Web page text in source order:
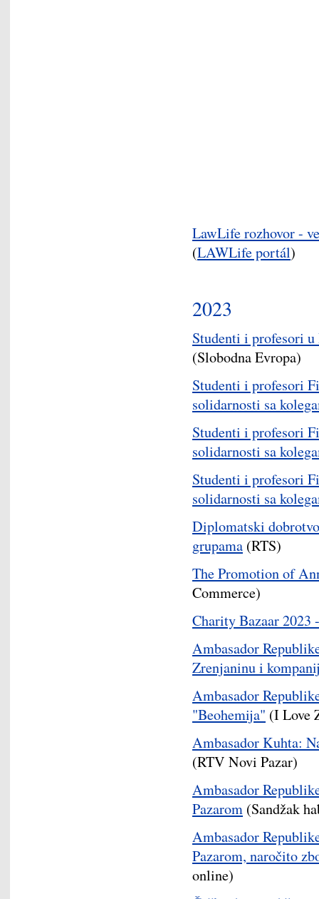
LawLife rozhovor -
(LAWLife portál)
2023
Studenti i profesori
(Slobodna Evropa)
Studenti i profesori
solidarnosti sa
Studenti i profesori
solidarnosti sa
Studenti i profesori
solidarnosti sa
Diplomatski
grupama (RTS)
The Promotion of
Commerce)
Charity Bazaar 2023
Ambasador
Zrenjaninu i
Ambasador
"Beohemija" (I Love
Ambasador Kuhta:
(RTV Novi Pazar)
Ambasador
Pazarom (Sandžak
Ambasador
Pazarom, naročito
online)